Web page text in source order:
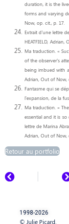
duration, it is the
forms and varying
Now, op. cit., p. 17.
Extrait d’une lettre
HEATFIELD, Adrian,
Ma traduction. «
of the observer’s
being imbued with
Adrian, Out of Now,
Fantasme qui se
l’expansion, de la
Ma traduction. «
essential and it is so
lettre de Marina
Adrian, Out of Now,
Retour au portfolio
© Julie Picard.
1998-2026